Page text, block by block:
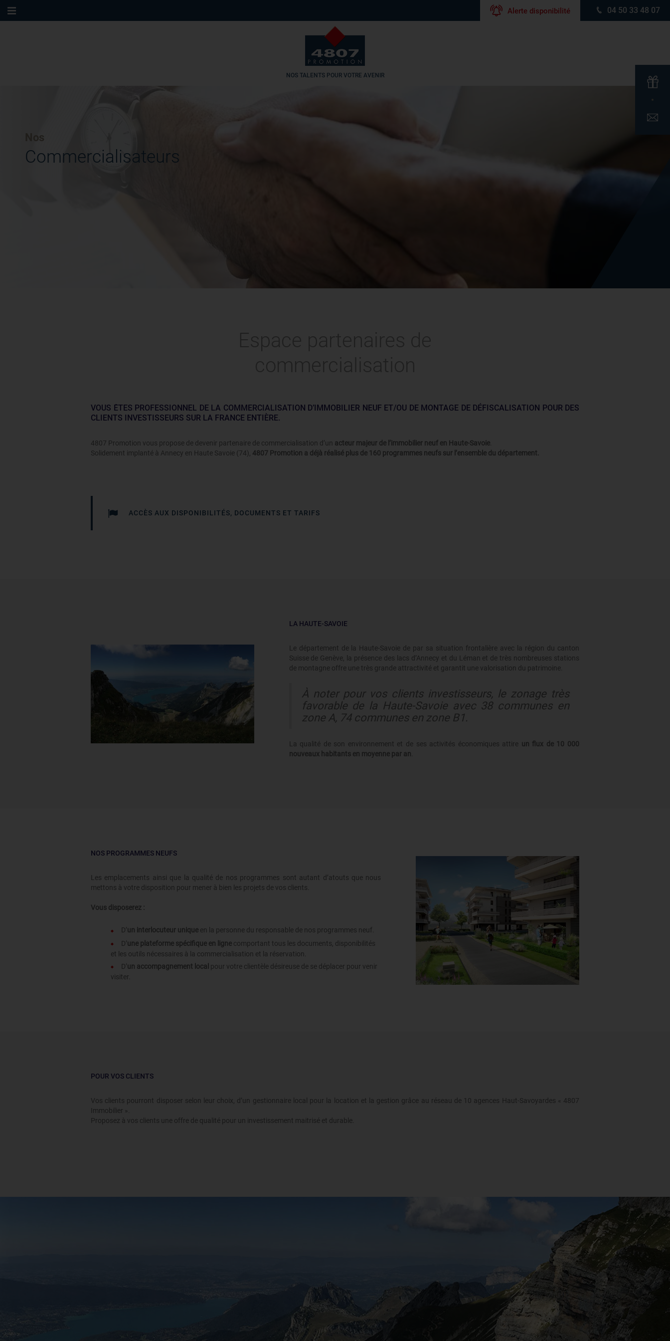
NOS TALENTS POUR VOTRE AVENIR
Alerte disponibilité 04 50 33 48 07
Nos
Commercialisateurs
VOUS ÊTES PROFESSIONNEL DE LA COMMERCIALISATION D’IMMOBILIER NEUF ET/OU DE MONTAGE DE DÉFISCALISATION POUR DES
CLIENTS INVESTISSEURS SUR LA FRANCE ENTIÈRE.
4807 Promotion vous propose de devenir partenaire de commercialisation d’un acteur majeur de l’immobilier neuf en Haute-Savoie
Solidement implanté à Annecy en Haute Savoie (74), 4807 Promotion a déjà réalisé plus de 160 programmes neufs sur l’ensemble du département.
ACCÈS AUX DISPONIBILITÉS, DOCUMENTS ET TARIFS
LA HAUTE-SAVOIE
Le département de la Haute-Savoie de par sa situation frontalière avec la région du canton
Suisse de Genève, la présence des lacs d’Annecy et du Léman et de très nombreuses stations
de montagne offre une très grande attractivité et garantit une valorisation du patrimoine.
À noter pour vos clients investisseurs, le zonage très
favorable de la Haute-Savoie avec 38 communes en
zone A, 74 communes en zone B1.
La qualité de son environnement et de ses activités économiques attire un flux de 10 000
nouveaux habitants en moyenne par an
NOS PROGRAMMES NEUFS
Les emplacements ainsi que la qualité de nos programmes sont autant d’atouts que nous
mettons à votre disposition pour mener à bien les projets de vos clients.
Vous disposerez :
D’un interlocuteur unique en la personne du responsable de nos programmes neuf.
D’une plateforme spécifique en ligne comportant tous les documents, disponibilités
et les outils nécessaires à la commercialisation et la réservation.
D’un accompagnement local pour votre clientèle désireuse de se déplacer pour venir
visiter.
POUR VOS CLIENTS
Vos clients pourront disposer selon leur choix, d’un gestionnaire local pour la location et la gestion grâce au réseau de 10 agences Haut-Savoyardes « 4807
Immobilier ».
Proposez à vos clients une offre de qualité pour un investissement maitrisé et durable.